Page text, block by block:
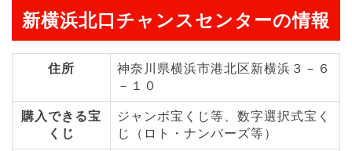
新横浜北口チャンスセンターの情報
住所
神奈川県横浜市港北区新横浜３－６
－１０
購入できる宝
くじ
ジャンボ宝くじ等、数字選択式宝く
じ（ロト・ナンバーズ等）